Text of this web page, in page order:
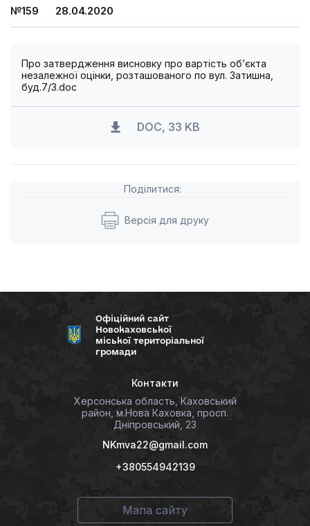
№159 28.04.2020
Про затвердження висновку про вартість об’єкта
незалежної оцінки, розташованого по вул. Затишна,
буд.7/3.doc
DOC, 33 KB
Поділитися:
Версія для друку
Офіційний сайт
Новокаховської
міської територіальної
громади
Контакти
Херсонська область, Каховський
район, м.Нова Каховка, просп.
Дніпровський, 23
NKmva22@gmail.com
+380554942139
Мапа сайту